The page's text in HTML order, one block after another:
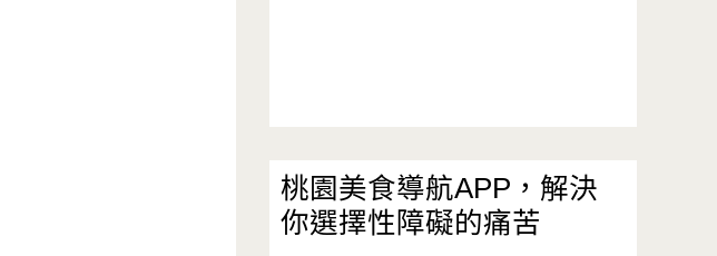
桃園美食導航APP，解決
你選擇性障礙的痛苦